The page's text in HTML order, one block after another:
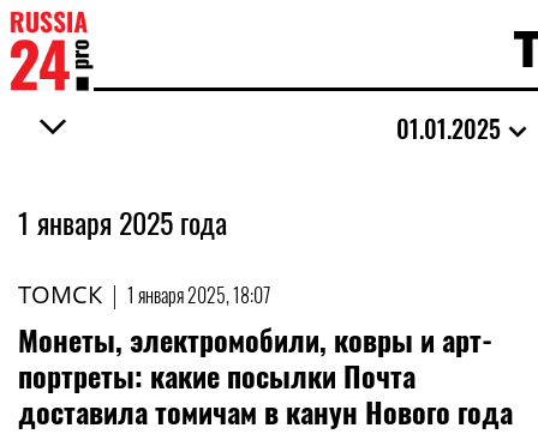
01.01.2025
1 января 2025 года
ТОМСК | 1 января 2025, 18:07
Монеты, электромобили, ковры и арт-
портреты: какие посылки Почта
доставила томичам в канун Нового года